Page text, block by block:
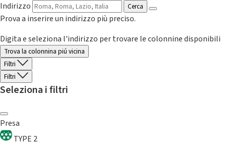
Indirizzo
Cerca
Prova a inserire un indirizzo più preciso.
Digita e seleziona l'indirizzo per trovare le colonnine disponibili
Trova la colonnina piú vicina
Filtri
Filtri
Seleziona i filtri
Presa
TYPE 2